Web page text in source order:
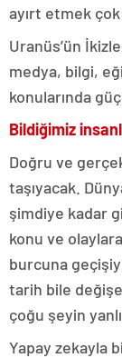
ayırt etmek
Uranüs’ün
medya, bilgi,
konularında
Bildiğimiz
Doğru ve
taşıyacak.
şimdiye kadar
konu ve
burcuna
tarih bile
çoğu şeyin
Yapay zekayla